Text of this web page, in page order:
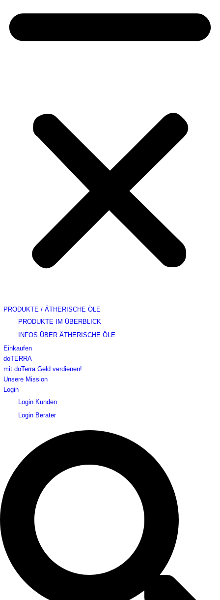
PRODUKTE / ÄTHERISCHE ÖLE
PRODUKTE IM ÜBERBLICK
INFOS ÜBER ÄTHERISCHE ÖLE
Einkaufen
doTERRA
mit doTerra Geld verdienen!
Unsere Mission
Login
Login Kunden
Login Berater